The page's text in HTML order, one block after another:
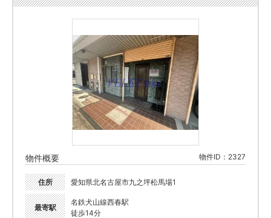
物件概要 物件ID：2327
住所 愛知県北名古屋市九之坪松馬場1
最寄駅
名鉄犬山線西春駅
徒歩14分